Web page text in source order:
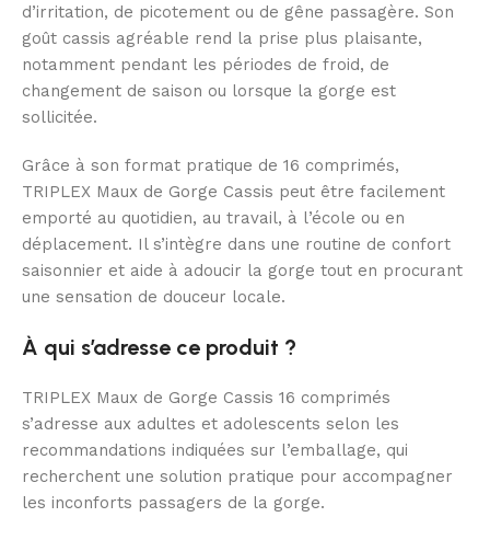
d’irritation, de picotement ou de gêne passagère. Son
goût cassis agréable rend la prise plus plaisante,
notamment pendant les périodes de froid, de
changement de saison ou lorsque la gorge est
sollicitée.
Grâce à son format pratique de 16 comprimés,
TRIPLEX Maux de Gorge Cassis peut être facilement
emporté au quotidien, au travail, à l’école ou en
déplacement. Il s’intègre dans une routine de confort
saisonnier et aide à adoucir la gorge tout en procurant
une sensation de douceur locale.
À qui s’adresse ce produit ?
TRIPLEX Maux de Gorge Cassis 16 comprimés
s’adresse aux adultes et adolescents selon les
recommandations indiquées sur l’emballage, qui
recherchent une solution pratique pour accompagner
les inconforts passagers de la gorge.